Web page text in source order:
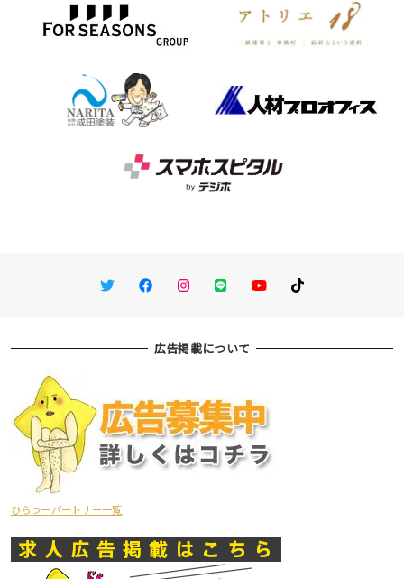
TwitterFacebookInstagram
LINE You TubeTikTok
広告掲載について
ひらつーパートナー一覧